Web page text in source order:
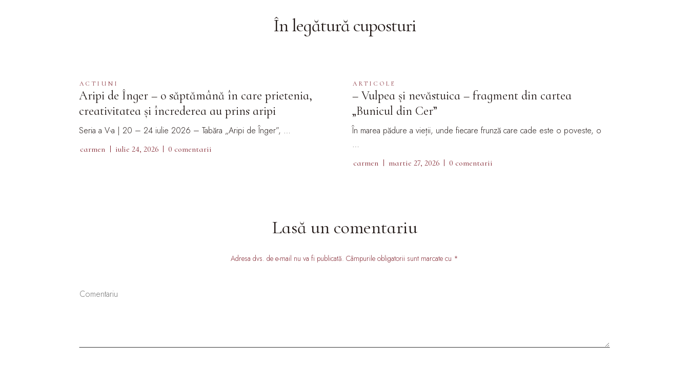
În legătură cuposturi
ACTIUNI
Aripi de Înger – o săptămână în care prietenia,
creativitatea și încrederea au prins aripi
Seria a V-a | 20 – 24 iulie 2026 – Tabăra „Aripi de Înger”, …
carmen iulie 24, 2026 0 comentarii
ARTICOLE
– Vulpea și nevăstuica – fragment din cartea
„Bunicul din Cer”
În marea pădure a vieții, unde fiecare frunză care cade este o poveste, o
…
carmen martie 27, 2026 0 comentarii
Lasă un comentariu
Adresa dvs. de e-mail nu va fi publicată. Câmpurile obligatorii sunt marcate cu *